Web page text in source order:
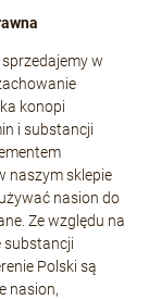
w
konopi
i substancji
naszym sklepie
nasion do
Ze względu na
substancji
Polski są
nasion,